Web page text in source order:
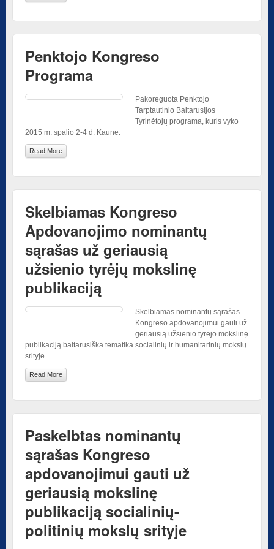
Penktojo Kongreso
Programa
Pakoreguota Penktojo
Tarptautinio Baltarusijos
Tyrinėtojų programa, kuris vyko
2015 m. spalio 2-4 d. Kaune.
Read More
Skelbiamas Kongreso
Apdovanojimo nominantų
sąrašas už geriausią
užsienio tyrėjų mokslinę
publikaciją
Skelbiamas nominantų sąrašas
Kongreso apdovanojimui gauti už
geriausią užsienio tyrėjo mokslinę
publikaciją baltarusiška tematika socialinių ir humanitarinių mokslų
srityje.
Read More
Paskelbtas nominantų
sąrašas Kongreso
apdovanojimui gauti už
geriausią mokslinę
publikaciją socialinių-
politinių mokslų srityje